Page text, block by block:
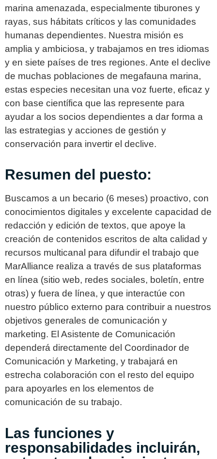
marina amenazada, especialmente tiburones y
rayas, sus hábitats críticos y las comunidades
humanas dependientes. Nuestra misión es
amplia y ambiciosa, y trabajamos en tres idiomas
y en siete países de tres regiones. Ante el declive
de muchas poblaciones de megafauna marina,
estas especies necesitan una voz fuerte, eficaz y
con base científica que las represente para
ayudar a los socios dependientes a dar forma a
las estrategias y acciones de gestión y
conservación para invertir el declive.
Resumen del puesto:
Buscamos a un becario (6 meses) proactivo, con
conocimientos digitales y excelente capacidad de
redacción y edición de textos, que apoye la
creación de contenidos escritos de alta calidad y
recursos multicanal para difundir el trabajo que
MarAlliance realiza a través de sus plataformas
en línea (sitio web, redes sociales, boletín, entre
otras) y fuera de línea, y que interactúe con
nuestro público externo para contribuir a nuestros
objetivos generales de comunicación y
marketing. El Asistente de Comunicación
dependerá directamente del Coordinador de
Comunicación y Marketing, y trabajará en
estrecha colaboración con el resto del equipo
para apoyarles en los elementos de
comunicación de su trabajo.
Las funciones y
responsabilidades incluirán,